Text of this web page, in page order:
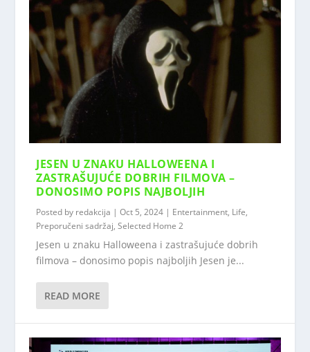
JESEN U ZNAKU HALLOWEENA I
ZASTRAŠUJUĆE DOBRIH FILMOVA –
DONOSIMO POPIS NAJBOLJIH
Posted by redakcija |Oct 5, 2024 | Entertainment, Life,
Preporučeni sadržaj,Selected Home 2
Jesen u znaku Halloweena i zastrašujuće dobrih
filmova – donosimo popis najboljih Jesen je...
READ MORE